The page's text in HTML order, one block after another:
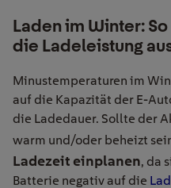
Laden im Winter:
die Ladeleistung
Minustemperaturen im
auf die Kapazität der E-
die Ladedauer. Sollte der
warm und/oder beheizt
Ladezeit einplanen, da
Batterie negativ auf die